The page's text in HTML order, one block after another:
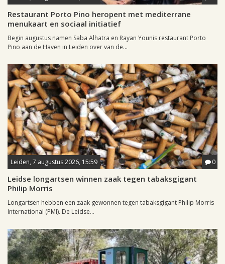
Restaurant Porto Pino heropent met mediterrane
menukaart en sociaal initiatief
Begin augustus namen Saba Alhatra en Rayan Younis restaurant Porto
Pino aan de Haven in Leiden over van de...
Leiden, 7 augustus 2026, 15:59 0
Leidse longartsen winnen zaak tegen tabaksgigant
Philip Morris
Longartsen hebben een zaak gewonnen tegen tabaksgigant Philip Morris
International (PMI). De Leidse...